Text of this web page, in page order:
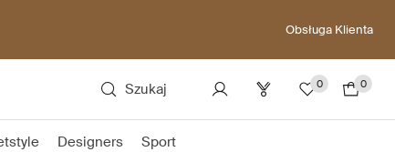
Obsługa Klienta
Szukaj 0 0
Designers Sport